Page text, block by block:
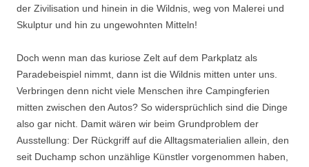
der Zivilisation und hinein in die Wildnis, weg von Malerei und
Skulptur und hin zu ungewohnten Mitteln!
Doch wenn man das kuriose Zelt auf dem Parkplatz als
Paradebeispiel nimmt, dann ist die Wildnis mitten unter uns.
Verbringen denn nicht viele Menschen ihre Campingferien
mitten zwischen den Autos? So widersprüchlich sind die Dinge
also gar nicht. Damit wären wir beim Grundproblem der
Ausstellung: Der Rückgriff auf die Alltagsmaterialien allein, den
seit Duchamp schon unzählige Künstler vorgenommen haben,